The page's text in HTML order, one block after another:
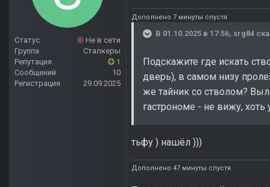
Статус
Не в сети
Группа
Сталкеры
Репутация
1
Сообщений
10
Регистрация
29.09.2025
Дополнено 7 минуты спустя
В 01.10.2025 в 17:56, srg84
Подскажите где искать
дверь), в самом низу
же тайник со стволом?
гастрономе - не вижу, хоть
тьфу ) нашёл )))
Дополнено 47 минуты спустя